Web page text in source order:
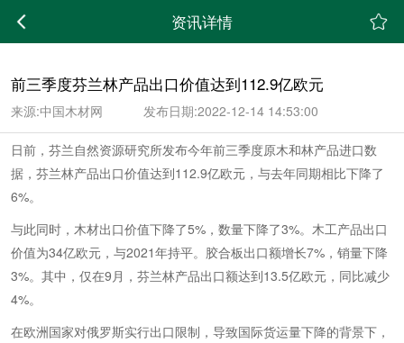
资讯详情
前三季度芬兰林产品出口价值达到112.9亿欧元
来源:中国木材网 发布日期:2022-12-14 14:53:00
日前，芬兰自然资源研究所发布今年前三季度原木和林产品进口数
据，芬兰林产品出口价值达到112.9亿欧元，与去年同期相比下降了
6%。
与此同时，木材出口价值下降了5%，数量下降了3%。木工产品出口
价值为34亿欧元，与2021年持平。胶合板出口额增长7%，销量下降
3%。其中，仅在9月，芬兰林产品出口额达到13.5亿欧元，同比减少
4%。
在欧洲国家对俄罗斯实行出口限制，导致国际货运量下降的背景下，